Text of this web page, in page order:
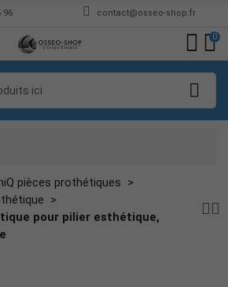
96 contact@osseo-shop.fr
0
pièces prothétiques
pour pilier esthétique,